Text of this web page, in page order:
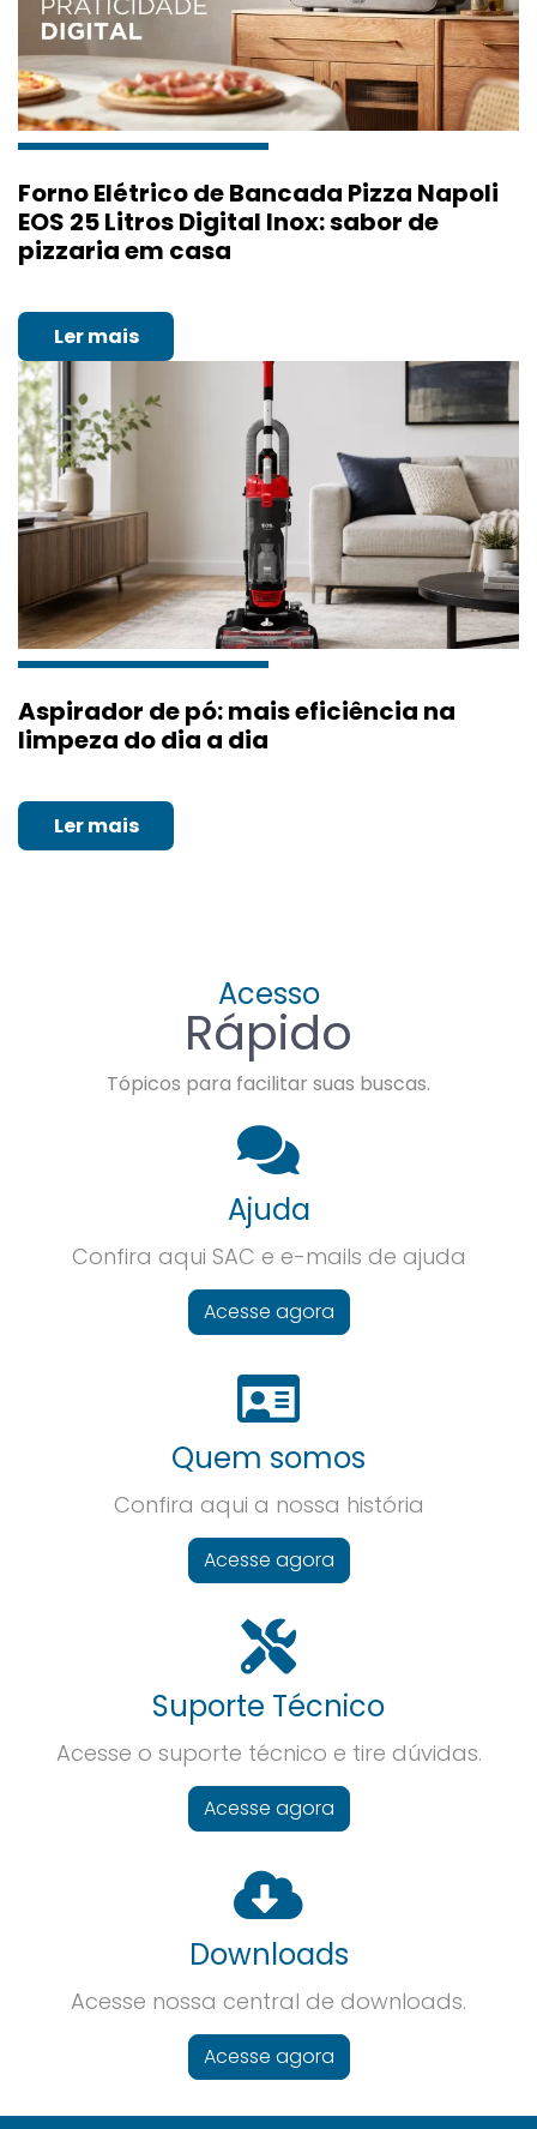
Forno Elétrico de Bancada Pizza Napoli
EOS 25 Litros Digital Inox: sabor de
pizzaria em casa
Ler mais
Aspirador de pó: mais eficiência na
limpeza do dia a dia
Ler mais
Acesso
Rápido
Tópicos para facilitar suas buscas.
Ajuda
Confira aqui SAC e e-mails de ajuda
Acesse agora
Quem somos
Confira aqui a nossa história
Acesse agora
Suporte Técnico
Acesse o suporte técnico e tire dúvidas.
Acesse agora
Downloads
Acesse nossa central de downloads.
Acesse agora